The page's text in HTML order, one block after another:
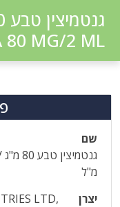
גנטמיצין טבע 80 מ"ג / 2 מ"ל
80 MG/2 ML
שם
מ"ל
יצרן
LTD,